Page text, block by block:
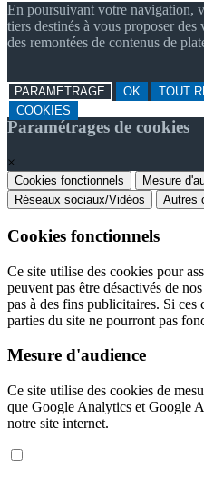
En poursuivant votre navigation,
tiers destinés à vous proposer des
des remontées de contenus de
PARAMETRAGE OK
TOUT
COOKIES
Paramétrages de cookies
×
Cookies fonctionnels Mesure
Réseaux sociaux/Vidéos
Autres
Cookies fonctionnels
Ce site utilise des cookies pour
peuvent pas être désactivés de
pas à des fins publicitaires. Si ces
parties du site ne pourront pas
Mesure d'audience
Ce site utilise des cookies de
que Google Analytics et Google
notre site internet.